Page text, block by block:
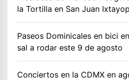
la Tortilla en San Juan
Paseos Dominicales en bici
sal a rodar este 9 de agosto
Conciertos en la CDMX en